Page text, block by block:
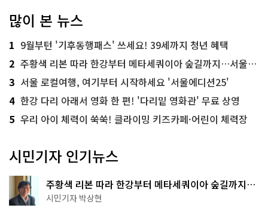
많이 본 뉴스
1 9월부턴 '기후동행패스' 쓰세요! 39세까지 청년 혜택
2 주황색 리본 따라 한강부터 메타세쿼이아 숲길까지…서울둘레길 15코스
3 서울 로컬여행, 여기부터 시작하세요 '서울에디션25'
4 한강 다리 아래서 영화 한 편! '다리밑 영화관' 무료 상영
5 우리 아이 체력이 쑥쑥! 클라이밍 키즈카페·어린이 체력장
시민기자 인기뉴스
주황색 리본 따라 한강부터 메타세쿼이아 숲길까지…
서울둘레길 15코스
시민기자 박상현